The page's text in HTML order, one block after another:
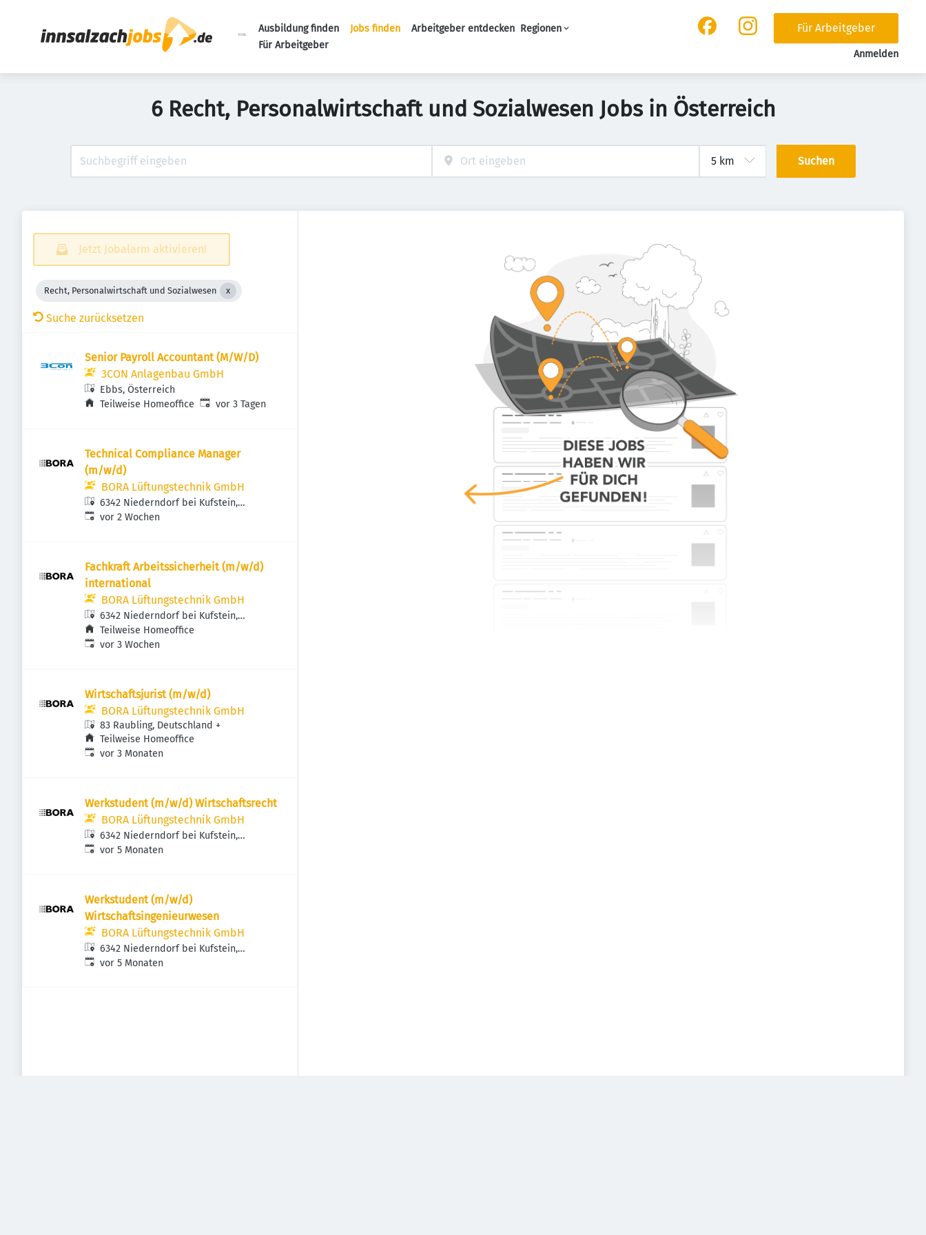
Ausbildung finden Jobs finden Arbeitgeber entdecken Regionen
Für Arbeitgeber
Für Arbeitgeber
Anmelden
6 Recht, Personalwirtschaft und Sozialwesen Jobs in Österreich
Suchen
Jetzt Jobalarm aktivieren!
Recht, Personalwirtschaft und Sozialwesen
Suche zurücksetzen
Senior Payroll Accountant (M/W/D)
3CON Anlagenbau GmbH
Ebbs, Österreich
Teilweise Homeoffice Veröffentlicht:
vor 3 Tagen
Technical Compliance Manager
(m/w/d)
BORA Lüftungstechnik GmbH
6342 Niederndorf bei Kufstein,
Österreich
Veröffentlicht:
vor 2 Wochen
Fachkraft Arbeitssicherheit (m/w/d)
international
BORA Lüftungstechnik GmbH
6342 Niederndorf bei Kufstein,
Österreich
Teilweise Homeoffice
Veröffentlicht:
vor 3 Wochen
Wirtschaftsjurist (m/w/d)
BORA Lüftungstechnik GmbH
83 Raubling, Deutschland +
Teilweise Homeoffice
Veröffentlicht:
vor 3 Monaten
Werkstudent (m/w/d) Wirtschaftsrecht
BORA Lüftungstechnik GmbH
6342 Niederndorf bei Kufstein,
Österreich
Veröffentlicht:
vor 5 Monaten
Werkstudent (m/w/d)
Wirtschaftsingenieurwesen
BORA Lüftungstechnik GmbH
6342 Niederndorf bei Kufstein,
Österreich
Veröffentlicht:
vor 5 Monaten